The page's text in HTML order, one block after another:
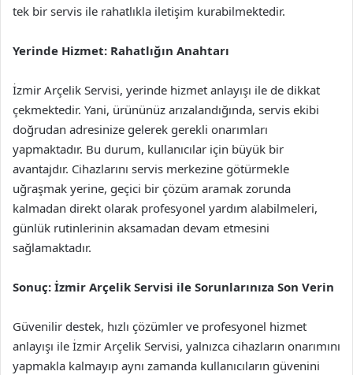
tek bir servis ile rahatlıkla iletişim kurabilmektedir.
Yerinde Hizmet: Rahatlığın Anahtarı
İzmir Arçelik Servisi, yerinde hizmet anlayışı ile de dikkat
çekmektedir. Yani, ürününüz arızalandığında, servis ekibi
doğrudan adresinize gelerek gerekli onarımları
yapmaktadır. Bu durum, kullanıcılar için büyük bir
avantajdır. Cihazlarını servis merkezine götürmekle
uğraşmak yerine, geçici bir çözüm aramak zorunda
kalmadan direkt olarak profesyonel yardım alabilmeleri,
günlük rutinlerinin aksamadan devam etmesini
sağlamaktadır.
Sonuç: İzmir Arçelik Servisi ile Sorunlarınıza Son Verin
Güvenilir destek, hızlı çözümler ve profesyonel hizmet
anlayışı ile İzmir Arçelik Servisi, yalnızca cihazların onarımını
yapmakla kalmayıp aynı zamanda kullanıcıların güvenini